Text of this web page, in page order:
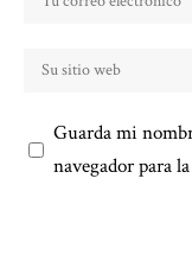
Guarda mi
navegador para